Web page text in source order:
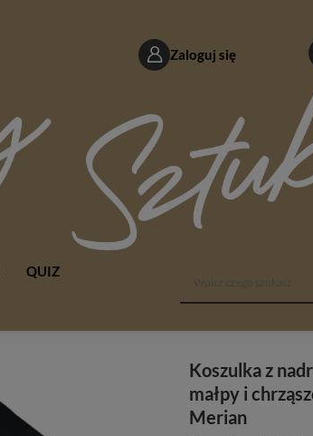
Zaloguj się
QUIZ
Koszulka z
małpy i
Merian